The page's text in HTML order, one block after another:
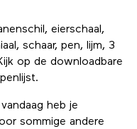
eierschaal,
schaar, pen, lijm, 3
op de downloadbare
heb je
sommige andere